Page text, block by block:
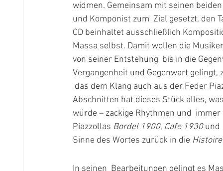
widmen. Gemeinsam mit seinen
und Komponist zum  Ziel gesetzt, den
CD beinhaltet ausschließlich
Massa selbst. Damit wollen die
von seiner Entstehung  bis in die
Vergangenheit und Gegenwart
das dem Klang auch aus der Feder
Abschnitten hat dieses Stück alles,
würde – zackige Rhythmen und
Piazzollas Bordel 1900, Cafe 1930 und
Sinne des Wortes zurück in die Histoire
In seinen  Bearbeitungen gelingt es